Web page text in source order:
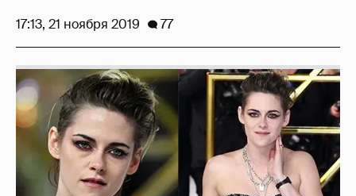
17:13, 21 ноября 2019 77